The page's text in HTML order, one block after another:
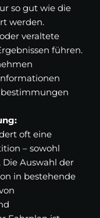
so gut wie die
werden.
veraltete
führen.
oft eine
– sowohl
Die Auswahl der
in bestehende